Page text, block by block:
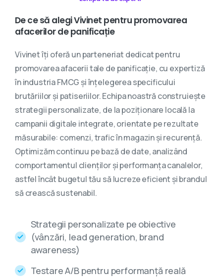
Decesă alegiVivinet pentru promovarea
afacerilordepanificație
Vivinet îți oferă un parteneriat dedicat pentru
promovarea afacerii tale de panificație, cu expertiză
în industria FMCG și înțelegerea specificului
brutăriilor și patiseriilor. Echipa noastră construiește
strategii personalizate, de la poziționare locală la
campanii digitale integrate, orientate pe rezultate
măsurabile: comenzi, trafic în magazin și recurență.
Optimizăm continuu pe bază de date, analizând
comportamentul clienților și performanța canalelor,
astfel încât bugetul tău să lucreze eficient și brandul
să crească sustenabil.
Strategii personalizate pe obiective
(vânzări, lead generation, brand
awareness)
Testare A/B pentru performanță reală